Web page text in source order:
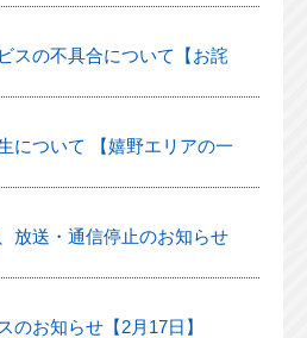
スの不具合について【お詫
について 【嬉野エリアの一
放送・通信停止のお知らせ
のお知らせ【2月17日】